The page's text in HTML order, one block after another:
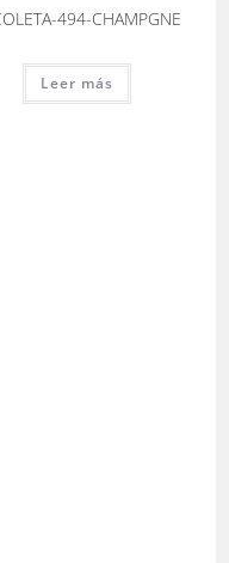
494-CHAMPGNE
Leer más